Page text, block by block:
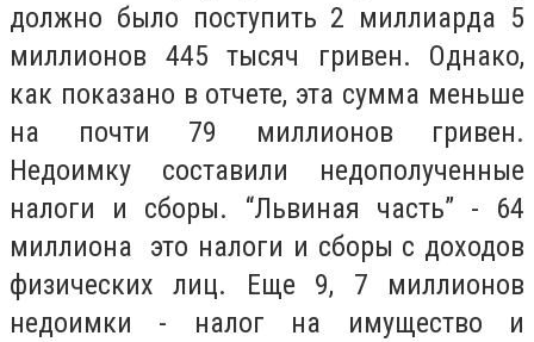
должно было поступить 2 миллиарда 5
миллионов 445 тысяч гривен. Однако,
как показано в отчете, эта сумма меньше
на почти 79 миллионов гривен.
Недоимку составили недополученные
налоги и сборы. “Львиная часть” - 64
миллиона это налоги и сборы с доходов
физических лиц. Еще 9, 7 миллионов
недоимки - налог на имущество и